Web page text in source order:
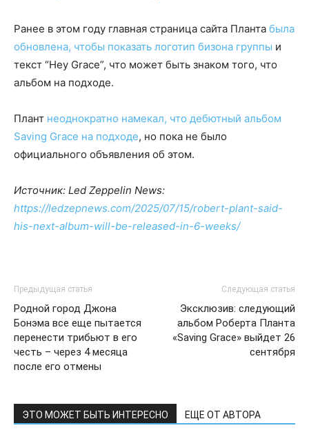
Ранее в этом году главная страница сайта Планта была
обновлена, чтобы показать логотип бизона группы и
текст “Hey Grace”, что может быть знаком того, что
альбом на подходе.
Плант неоднократно намекал, что дебютный альбом
Saving Grace на подходе, но пока не было
официального объявления об этом.
Источник: Led Zeppelin News:
https://ledzepnews.com/2025/07/15/robert-plant-said-
his-next-album-will-be-released-in-6-weeks/
Предыдущая статья
Родной город Джона
Бонэма все еще пытается
перенести трибьют в его
честь – через 4 месяца
после его отмены
Следующая статья
Эксклюзив: следующий
альбом Роберта Планта
«Saving Grace» выйдет 26
сентября
ЭТО МОЖЕТ БЫТЬ ИНТЕРЕСНО ЕЩЕ ОТ АВТОРА